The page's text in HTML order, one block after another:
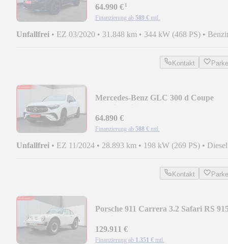
64.990 €¹
Finanzierung ab 589 € mtl.
Unfallfrei • EZ 03/2020 • 31.848 km • 344 kW (468 PS) •
Kontakt
Mercedes-Benz GLC 300 d Coupe
64.890 €
Finanzierung ab 588 € mtl.
Unfallfrei • EZ 11/2024 • 28.893 km • 198 kW (269 PS) • Diesel
Kontakt
Porsche 911 Carrera 3.2 Safari RS
129.911 €
Finanzierung ab 1.351 € mtl.